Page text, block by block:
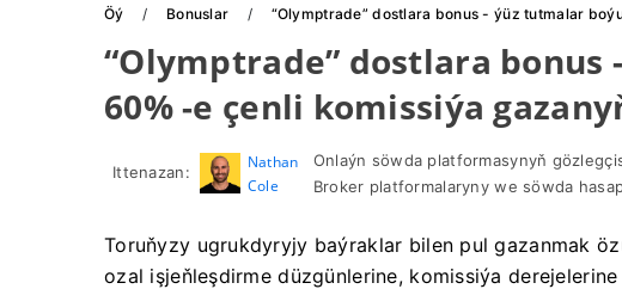
Öý Bonuslar “Olymptrade” dostlara bonus - ýüz tutmalar
“Olymptrade” dostlara
60% -e çenli komissiýa
Ittenazan:
Nathan
Cole
Onlaýn söwda platformasynyň
Broker platformalaryny we söwda
Toruňyzy ugrukdyryjy baýraklar bilen pul gazanmak
ozal işjeňleşdirme düzgünlerine, komissiýa